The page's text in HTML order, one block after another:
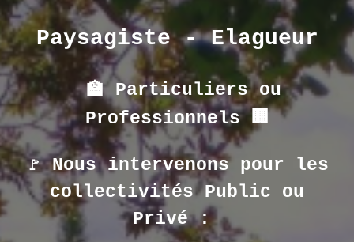
Paysagiste - Elagueur
🏫 Particuliers ou
Professionnels 🏢
🚩Nous intervenons pour les
collectivités Public ou
Privé :